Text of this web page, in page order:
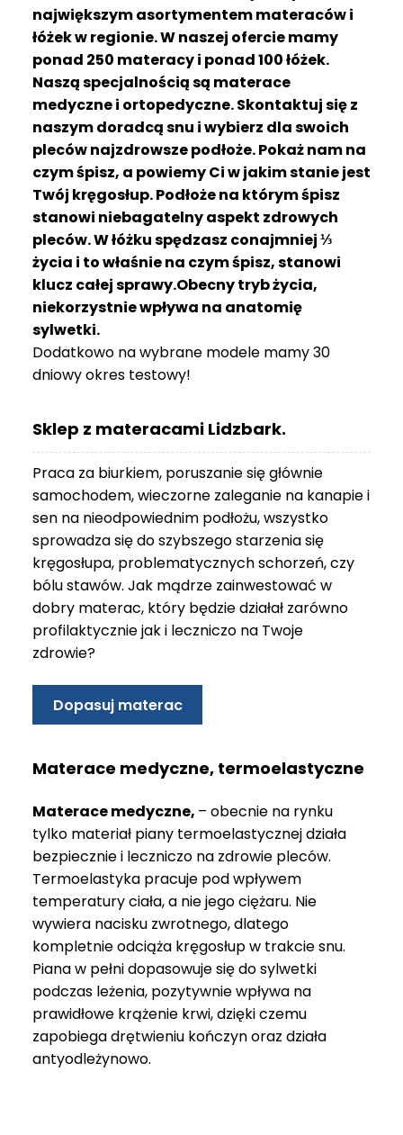
największym asortymentem materaców i
łóżek w regionie. W naszej ofercie mamy
ponad 250 materacy i ponad 100 łóżek.
Naszą specjalnością są materace
medyczne i ortopedyczne. Skontaktuj się z
naszym doradcą snu i wybierz dla swoich
pleców najzdrowsze podłoże. Pokaż nam na
czym śpisz, a powiemy Ci w jakim stanie jest
Twój kręgosłup. Podłoże na którym śpisz
stanowi niebagatelny aspekt zdrowych
pleców. W łóżku spędzasz conajmniej ⅓
życia i to właśnie na czym śpisz, stanowi
klucz całej sprawy.Obecny tryb życia,
niekorzystnie wpływa na anatomię
sylwetki.
Dodatkowo na wybrane modele mamy 30
dniowy okres testowy!
Sklep z materacami Lidzbark.
Praca za biurkiem, poruszanie się głównie
samochodem, wieczorne zaleganie na kanapie i
sen na nieodpowiednim podłożu, wszystko
sprowadza się do szybszego starzenia się
kręgosłupa, problematycznych schorzeń, czy
bólu stawów. Jak mądrze zainwestować w
dobry materac, który będzie działał zarówno
profilaktycznie jak i leczniczo na Twoje
zdrowie?
Dopasuj materac
Materace medyczne, termoelastyczne
Materace medyczne, – obecnie na rynku
tylko materiał piany termoelastycznej działa
bezpiecznie i leczniczo na zdrowie pleców.
Termoelastyka pracuje pod wpływem
temperatury ciała, a nie jego ciężaru. Nie
wywiera nacisku zwrotnego, dlatego
kompletnie odciąża kręgosłup w trakcie snu.
Piana w pełni dopasowuje się do sylwetki
podczas leżenia, pozytywnie wpływa na
prawidłowe krążenie krwi, dzięki czemu
zapobiega drętwieniu kończyn oraz działa
antyodleżynowo.